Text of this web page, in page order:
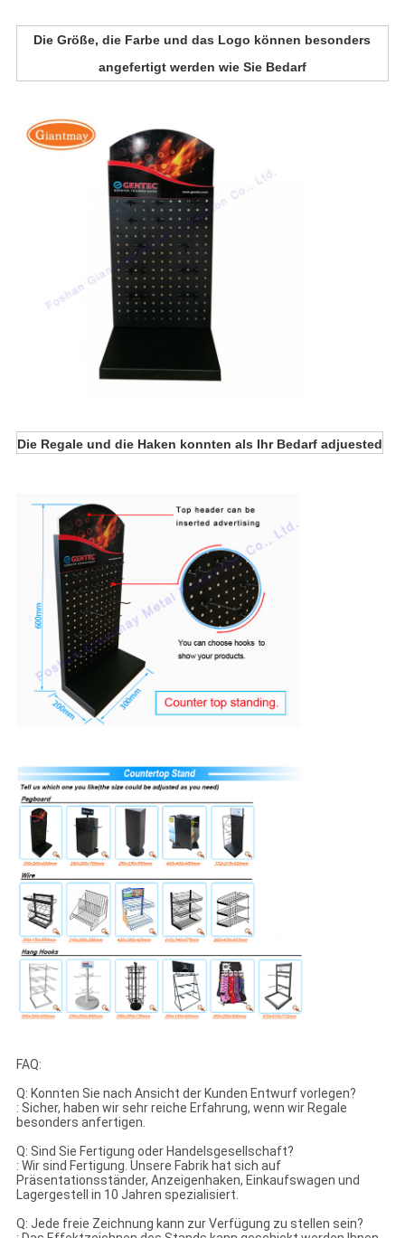
Die Größe, die Farbe und das Logo können besonders
angefertigt werden wie Sie Bedarf
Die Regale und die Haken konnten als Ihr Bedarf adjuested
FAQ:
Q: Konnten Sie nach Ansicht der Kunden Entwurf vorlegen?
: Sicher, haben wir sehr reiche Erfahrung, wenn wir Regale
besonders anfertigen.
Q: Sind Sie Fertigung oder Handelsgesellschaft?
: Wir sind Fertigung. Unsere Fabrik hat sich auf
Präsentationsständer, Anzeigenhaken, Einkaufswagen und
Lagergestell in 10 Jahren spezialisiert.
Q: Jede freie Zeichnung kann zur Verfügung zu stellen sein?